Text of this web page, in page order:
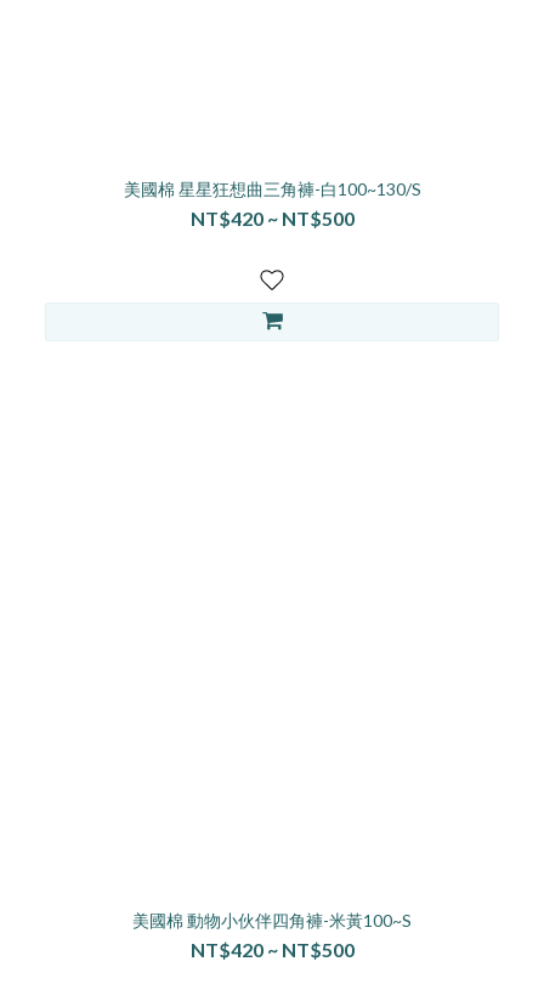
美國棉 星星狂想曲三角褲-白100~130/S
NT$420 ~ NT$500
美國棉 動物小伙伴四角褲-米黃100~S
NT$420 ~ NT$500